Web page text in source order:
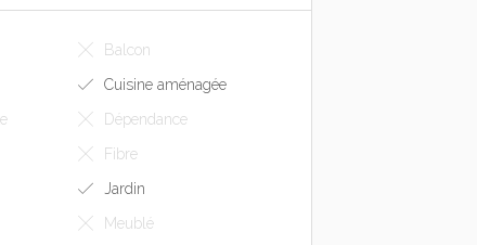
Balcon
Cuisine aménagée
Dépendance
Fibre
Jardin
Meublé